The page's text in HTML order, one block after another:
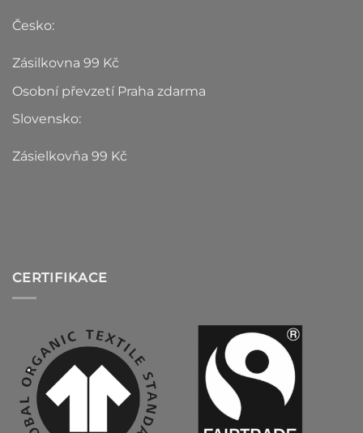
Česko:
Zásilkovna 99 Kč
Osobní převzetí Praha zdarma
Slovensko:
Zásielkovňa 99 Kč
CERTIFIKACE